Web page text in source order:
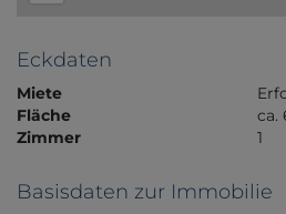
Eckdaten
Miete
Fläche
ca.
Zimmer 1
Basisdaten zur Immobilie